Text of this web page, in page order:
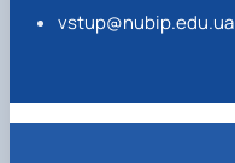
vstup@nubip.edu.ua